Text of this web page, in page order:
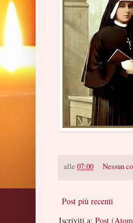
alle 07:00 Nessun
Post più recenti
Iscriviti a: Post